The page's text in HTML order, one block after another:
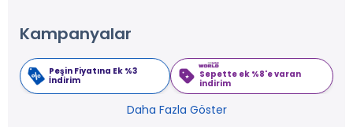
Kampanyalar
Peşin Fiyatına Ek %3
İndirim
Sepette ek %8'e varan
indirim
Daha Fazla Göster